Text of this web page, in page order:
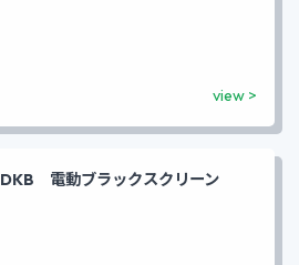
DKB 電動ブラックスクリーン